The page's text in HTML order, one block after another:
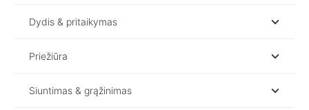
Dydis & pritaikymas
Priežiūra
Siuntimas & grąžinimas